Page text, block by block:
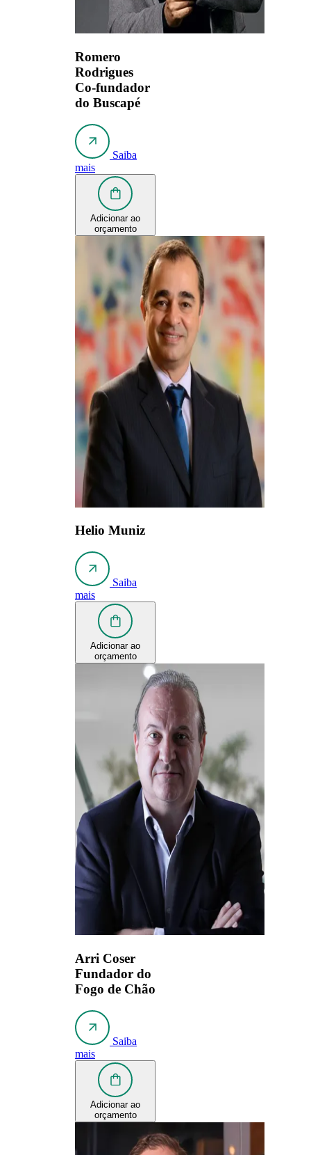
Romero
Rodrigues
Co-fundador
do Buscapé
Saiba
mais
Adicionar ao
orçamento
Helio Muniz
Saiba
mais
Adicionar ao
orçamento
Arri Coser
Fundador do
Fogo de Chão
Saiba
mais
Adicionar ao
orçamento